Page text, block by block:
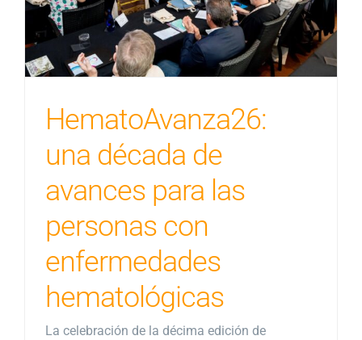
HematoAvanza26:
una década de
avances para las
personas con
enfermedades
hematológicas
La celebración de la décima edición de